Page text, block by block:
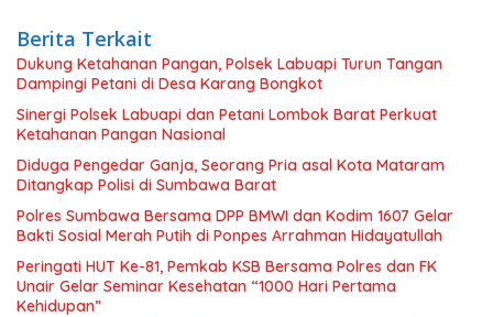
Berita Terkait
Dukung Ketahanan Pangan, Polsek Labuapi Turun Tangan
Dampingi Petani di Desa Karang Bongkot
Sinergi Polsek Labuapi dan Petani Lombok Barat Perkuat
Ketahanan Pangan Nasional
Diduga Pengedar Ganja, Seorang Pria asal Kota Mataram
Ditangkap Polisi di Sumbawa Barat
Polres Sumbawa Bersama DPP BMWI dan Kodim 1607 Gelar
Bakti Sosial Merah Putih di Ponpes Arrahman Hidayatullah
Peringati HUT Ke-81, Pemkab KSB Bersama Polres dan FK
Unair Gelar Seminar Kesehatan “1000 Hari Pertama
Kehidupan”